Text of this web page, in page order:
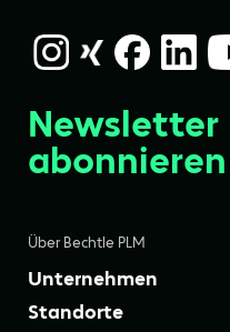
Über Bechtle PLM
Unternehmen
Standorte
Newsletter
abonnieren